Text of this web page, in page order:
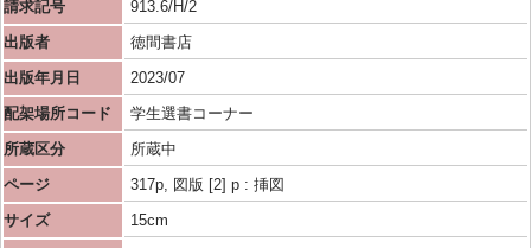
請求記号
913.6/H/2
出版者
徳間書店
出版年月日
2023/07
配架場所コード
学生選書コーナー
所蔵区分
所蔵中
ページ
317p, 図版 [2] p : 挿図
サイズ
15cm